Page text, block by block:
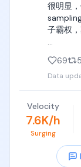
很明显
子霸权
爆发的
局。
可惜的
院工信
一大堆
子计算
下的垃
69 5
Data
Velocity
7.6K/h
Surging